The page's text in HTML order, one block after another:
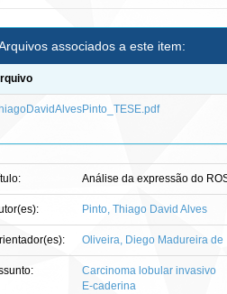
associados a este item:
Análise da expressão do
Pinto, Thiago David Alves
Oliveira, Diego Madureira de
Carcinoma lobular invasivo
E-caderina